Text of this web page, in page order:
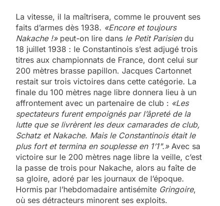
La vitesse, il la maîtrisera, comme le prouvent ses
faits d’armes dès 1938. «Encore et toujours
Nakache !»peut-on lire dans le Petit Parisiendu
18 juillet 1938 : le Constantinois s’est adjugé trois
titres aux championnats de France, dont celui sur
200 mètres brasse papillon. Jacques Cartonnet
restait sur trois victoires dans cette catégorie. La
finale du 100 mètres nage libre donnera lieu à un
affrontement avec un partenaire de club : «Les
spectateurs furent empoignés par l’âpreté de la
lutte que se livrèrent les deux camarades de club,
Schatz et Nakache. Mais le Constantinois était le
plus fort et termina en souplesse en 1’1".»Avec sa
victoire sur le 200 mètres nage libre la veille, c’est
la passe de trois pour Nakache, alors au faîte de
sa gloire, adoré par les journaux de l’époque.
Hormis par l’hebdomadaire antisémite Gringoire,
où ses détracteurs minorent ses exploits.